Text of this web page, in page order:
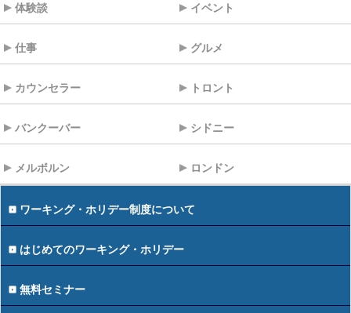
体験談 イベント
仕事 グルメ
カウンセラー トロント
バンクーバー シドニー
メルボルン ロンドン
ワーキング・ホリデー制度について
はじめてのワーキング・ホリデー
無料セミナー